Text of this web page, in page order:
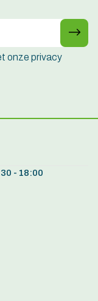
onze privacy
- 18:00